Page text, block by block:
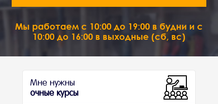
Мы работаем с 10:00 до 19:00 в будни и с
10:00 до 16:00 в выходные (сб, вс)
Мне нужны
очные курсы